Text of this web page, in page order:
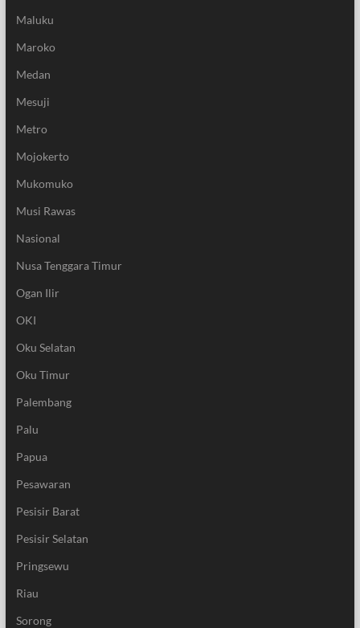
Maluku
Maroko
Medan
Mesuji
Metro
Mojokerto
Mukomuko
Musi Rawas
Nasional
Nusa Tenggara Timur
Ogan Ilir
OKI
Oku Selatan
Oku Timur
Palembang
Palu
Papua
Pesawaran
Pesisir Barat
Pesisir Selatan
Pringsewu
Riau
Sorong